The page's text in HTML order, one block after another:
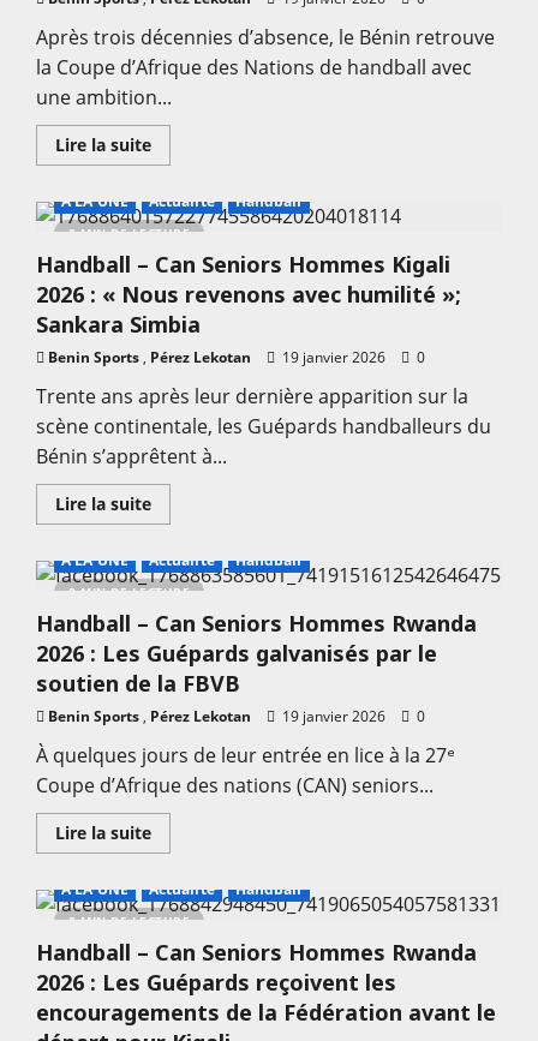
la
performance
Après trois décennies d’absence, le Bénin retrouve
la Coupe d’Afrique des Nations de handball avec
une ambition...
Lire la suiteEn
savoir
Handball
–
Seniors
Hommes
2026
Basile
appelle
Guépards
à
l’engagement
total
2 MIN DE LECTURE
A LA UNE Actualité Handball
Handball – Can Seniors Hommes Kigali
2026 : « Nous revenons avec humilité »;
Sankara Simbia
Benin Sports , Pérez Lekotan 19 janvier 2026 0
Trente ans après leur dernière apparition sur la
scène continentale, les Guépards handballeurs du
Bénin s’apprêtent à...
Lire la suiteEn
savoir
Handball
–
Seniors
Hommes
Kigali
2026
Nous
avec
humilité
»;
Sankara
Simbia
2 MIN DE LECTURE
A LA UNE Actualité Handball
Handball – Can Seniors Hommes Rwanda
2026 : Les Guépards galvanisés par le
soutien de la FBVB
Benin Sports , Pérez Lekotan 19 janvier 2026 0
À quelques jours de leur entrée en lice à la 27ᵉ
Coupe d’Afrique des nations (CAN) seniors...
Lire la suiteEn
savoir
Handball
–
Seniors
Hommes
Rwanda
:
Les
2 MIN DE LECTURE
A LA UNE Actualité Handball
Handball – Can Seniors Hommes Rwanda
2026 : Les Guépards reçoivent les
encouragements de la Fédération avant le